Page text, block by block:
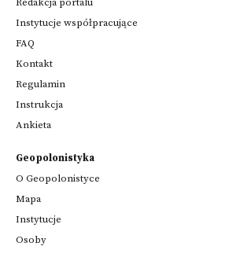
Instytucje współpracujące
FAQ
Kontakt
Regulamin
Instrukcja
Ankieta
Geopolonistyka
O Geopolonistyce
Mapa
Instytucje
Osoby